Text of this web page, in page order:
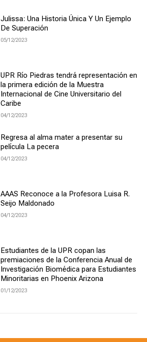
Julissa: Una Historia Única Y Un Ejemplo
De Superación
05/12/2023
UPR Río Piedras tendrá representación en
la primera edición de la Muestra
Internacional de Cine Universitario del
Caribe
04/12/2023
Regresa al alma mater a presentar su
película La pecera
04/12/2023
AAAS Reconoce a la Profesora Luisa R.
Seijo Maldonado
04/12/2023
Estudiantes de la UPR copan las
premiaciones de la Conferencia Anual de
Investigación Biomédica para Estudiantes
Minoritarias en Phoenix Arizona
01/12/2023